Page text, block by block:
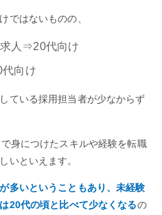
ではないものの、
人⇒20代向け
向け
ている採用担当者が少なからず
身につけたスキルや経験を転職
いといえます。
多いということもあり、未経験
20代の頃と比べて少なくなるの